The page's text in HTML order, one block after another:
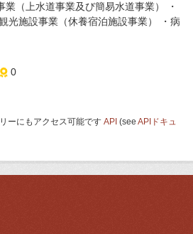
（上水道事業及び簡易水道事業） ・
光施設事業（休養宿泊施設事業） ・病
0
ーにもアクセス可能です API (see APIドキュ